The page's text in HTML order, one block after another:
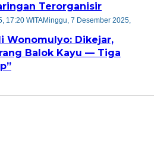
Terorganisir
17:20 WITAMinggu, 7 Desember 2025,
Wonomulyo: Dikejar,
Balok Kayu — Tiga